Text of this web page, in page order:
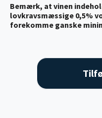
Bemærk, at vinen
lovkravsmæssige 0,5%
forekomme ganske